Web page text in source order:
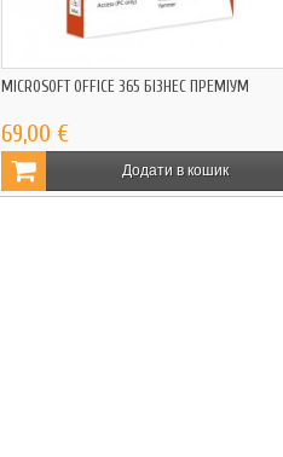
MICROSOFT OFFICE 365 БІЗНЕС ПРЕМІУМ
69,00 €
Додати в кошик